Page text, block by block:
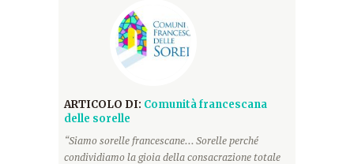
ARTICOLO DI: Comunità francescana
delle sorelle
“Siamo sorelle francescane... Sorelle perché
condividiamo la gioia della consacrazione totale